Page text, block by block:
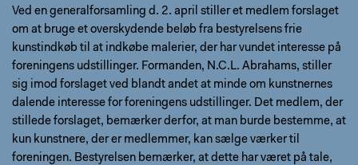
Ved en generalforsamling d. 2. april stiller et medlem forslaget
om at bruge et overskydende beløb fra bestyrelsens frie
kunstindkøb til at indkøbe malerier, der har vundet interesse på
foreningens udstillinger. Formanden, N.C.L. Abrahams, stiller
sig imod forslaget ved blandt andet at minde om kunstnernes
dalende interesse for foreningens udstillinger. Det medlem, der
stillede forslaget, bemærker derfor, at man burde bestemme, at
kun kunstnere, der er medlemmer, kan sælge værker til
foreningen. Bestyrelsen bemærker, at dette har været på tale,